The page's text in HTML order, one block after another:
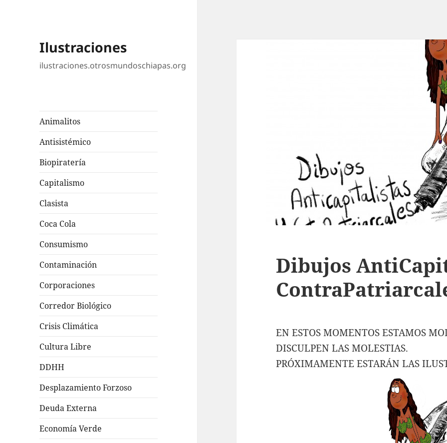
Ilustraciones
ilustraciones.otrosmundoschiapas.org
Animalitos
Antisistémico
Biopiratería
Capitalismo
Clasista
Coca Cola
Consumismo
Contaminación
Corporaciones
Corredor Biológico
Crisis Climática
Cultura Libre
DDHH
Desplazamiento Forzoso
Deuda Externa
Economía Verde
Dibujos
EN ESTOS MOMENTOS ESTAMOS
DISCULPEN LAS MOLESTIAS.
PRÓXIMAMENTE ESTARÁN LAS